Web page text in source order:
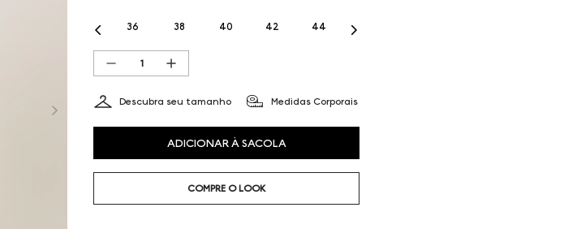
36 38 40 42 44
Descubra seu tamanho Medidas Corporais
ADICIONAR À SACOLA
COMPRE O LOOK